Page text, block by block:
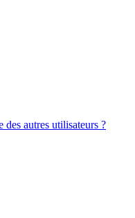
autres utilisateurs ?